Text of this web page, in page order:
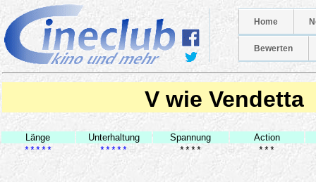
Home
Bewerten
V wie Vendetta
Länge Unterhaltung Spannung
Action
*****
***** **** ***